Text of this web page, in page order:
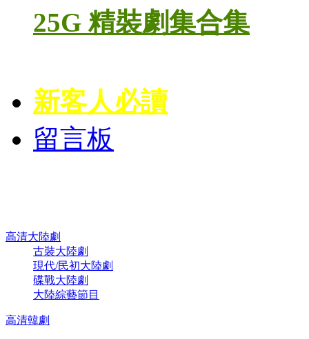
25G 精裝劇集合集
新客人必讀
留言板
高清大陸劇
古裝大陸劇
現代/民初大陸劇
碟戰大陸劇
大陸綜藝節目
高清韓劇